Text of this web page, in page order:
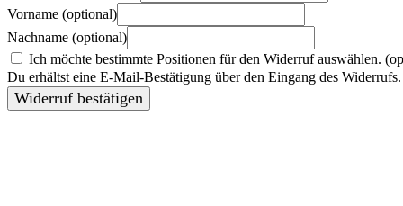
Vorname (optional)
Nachname (optional)
Ich möchte bestimmte Positionen für den Widerruf auswählen.
Du erhältst eine E-Mail-Bestätigung über den Eingang des
Widerruf bestätigen